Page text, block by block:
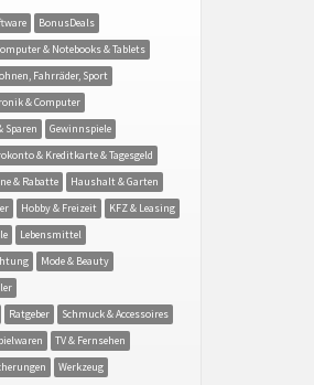
BonusDeals
& Notebooks & Tablets
Fahrräder, Sport
& Computer
Sparen
Gewinnspiele
& Kreditkarte & Tagesgeld
& Rabatte
Haushalt & Garten
Hobby & Freizeit
KFZ & Leasing
Lebensmittel
Mode & Beauty
Ratgeber
Schmuck & Accessoires
TV & Fernsehen
Werkzeug